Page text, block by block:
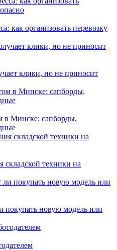
как организовать перевозку
клики, но не приносит
в Минске: сапборды,
складской техники на
покупать новую модель или